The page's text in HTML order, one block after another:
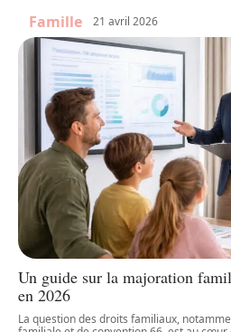
Famille 21 avril 2026
Un guide sur la majoration
en 2026
La question des droits familiaux,